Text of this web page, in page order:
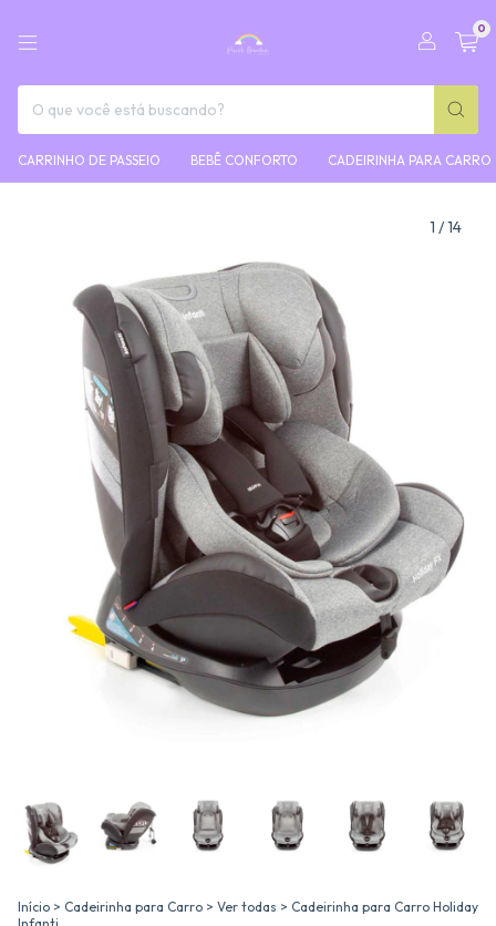
0
CARRINHO DE PASSEIO BEBÊ CONFORTO CADEIRINHA PARA CARRO
1 /14
Início > Cadeirinha para Carro > Ver todas > Cadeirinha para Carro Holiday